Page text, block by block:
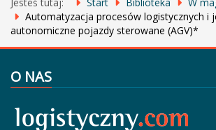
Jesteś tutaj: Start Biblioteka
W
Automatyzacja procesów logistycznych i
autonomiczne pojazdy sterowane (AGV)*
O NAS